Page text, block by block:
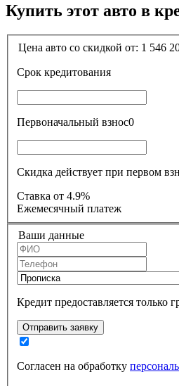
Купить этот авто в
Цена авто со скидкой от: 1 546
Срок кредитования
Первоначальный взнос0
Скидка действует при первом
Ставка
от 4.9%
Ежемесячный платеж
Ваши данные
Кредит предоставляется только
Отправить заявку
Согласен на обработку